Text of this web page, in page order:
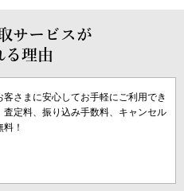
サービスが
る理由
客さまに安心してお手軽にご利用でき
査定料、振り込み手数料、キャンセル
！